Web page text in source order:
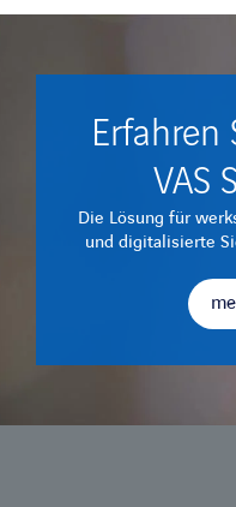
Erfahren
VAS
Die Lösung für
und digitalisierte